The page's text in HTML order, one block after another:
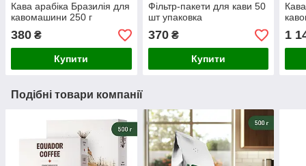
Кава арабіка Бразилія для
кавомашини 250 г
380 ₴
Купити
Фільтр-пакети для кави 50
шт упаковка
370₴
Купити
1
Подібні товари компанії